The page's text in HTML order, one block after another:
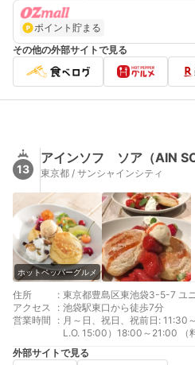
ポイント貯まる
その他の外部サイトで見る
13
アインソフ ソア（AIN
東京都 / サンシャインシティ
ホットペッパーグルメ
住所 : 東京都豊島区東池袋3-5-7 ユ
アクセス
: 池袋駅東口から徒歩7分
営業時間
: 月～日、祝日、祝前日: 11:30
L.O. 15:00）18:00～21:00 （
20:00）
外部サイトで見る